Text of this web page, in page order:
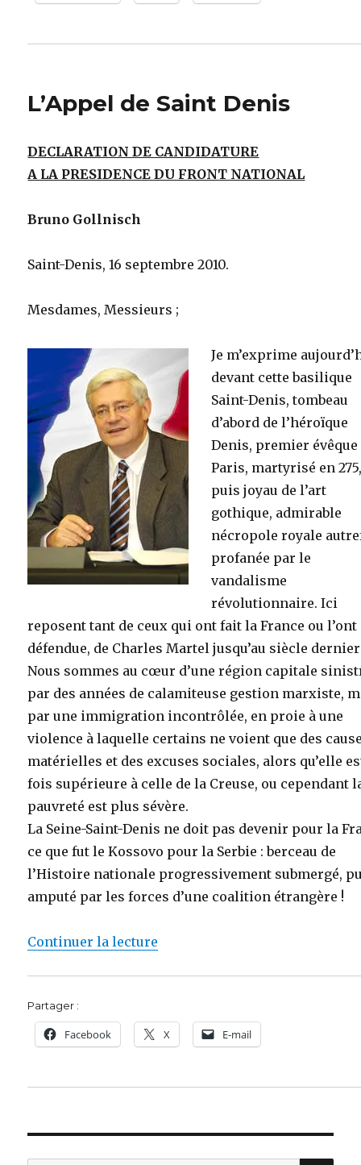
L’Appel de Saint Denis
DECLARATION DE CANDIDATURE
A LA PRESIDENCE DU FRONT NATIONAL
Bruno Gollnisch
Saint-Denis, 16 septembre 2010.
Mesdames, Messieurs ;
Je m’exprime
devant cette basilique
Saint-Denis, tombeau
d’abord de l’héroïque
Denis, premier évêque
Paris, martyrisé en
puis joyau de l’art
gothique, admirable
nécropole royale
profanée par le
vandalisme
révolutionnaire. Ici
reposent tant de ceux qui ont fait la France ou l’ont
défendue, de Charles Martel jusqu’au siècle
Nous sommes au cœur d’une région capitale
par des années de calamiteuse gestion marxiste,
par une immigration incontrôlée, en proie à une
violence à laquelle certains ne voient que des
matérielles et des excuses sociales, alors qu’elle
fois supérieure à celle de la Creuse, ou cependant
pauvreté est plus sévère.
La Seine-Saint-Denis ne doit pas devenir pour la
ce que fut le Kossovo pour la Serbie : berceau de
l’Histoire nationale progressivement submergé,
amputé par les forces d’une coalition étrangère !
Continuer la lecture
Partager :
Facebook X E-mail